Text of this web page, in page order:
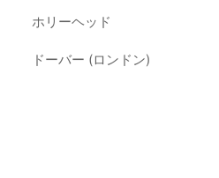
ホリーヘッド
ドーバー (ロンドン)